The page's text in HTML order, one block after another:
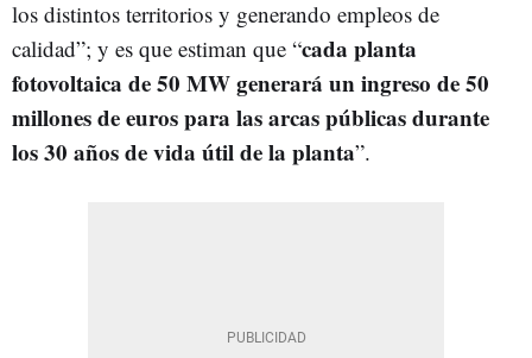
los distintos territorios y generando empleos de
calidad”; y es que estiman que “cada planta
fotovoltaica de 50 MW generará un ingreso de 50
millones de euros para las arcas públicas durante
los 30 años de vida útil de la planta”.